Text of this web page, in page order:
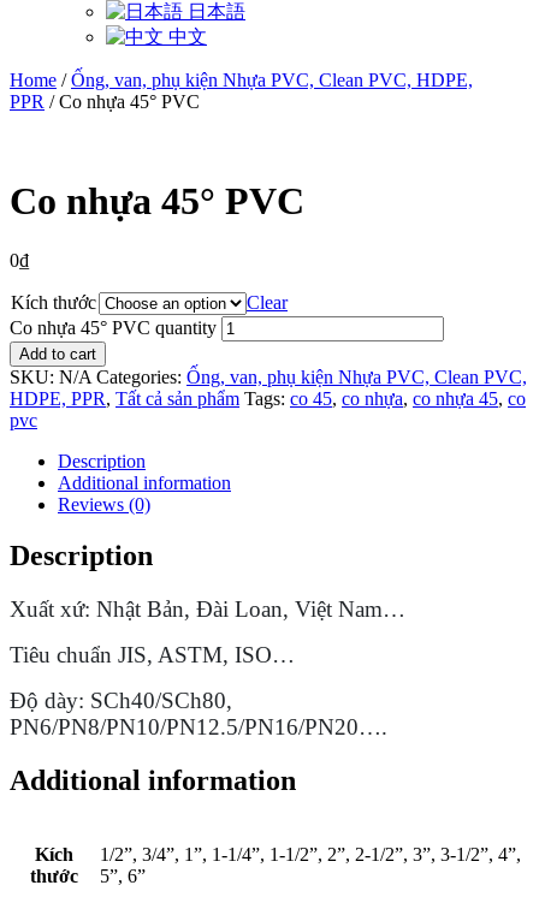
日本語
中文
Home /Ống, van, phụ kiện Nhựa PVC, Clean PVC, HDPE,
PPR / Co nhựa 45° PVC
Co nhựa 45° PVC
0₫
Kích thước
Clear
Co nhựa 45° PVC quantity
Add to cart
SKU: N/A Categories: Ống, van, phụ kiện Nhựa PVC, Clean PVC,
HDPE, PPR, Tất cả sản phẩm Tags: co 45, co nhựa, co nhựa 45, co
pvc
Description
Additional information
Reviews (0)
Description
Xuất xứ: Nhật Bản, Đài Loan, Việt Nam…
Tiêu chuẩn JIS, ASTM, ISO…
Độ dày: SCh40/SCh80,
PN6/PN8/PN10/PN12.5/PN16/PN20….
Additional information
Kích
thước
1/2”, 3/4”, 1”, 1-1/4”, 1-1/2”, 2”, 2-1/2”, 3”, 3-1/2”, 4”,
5”, 6”